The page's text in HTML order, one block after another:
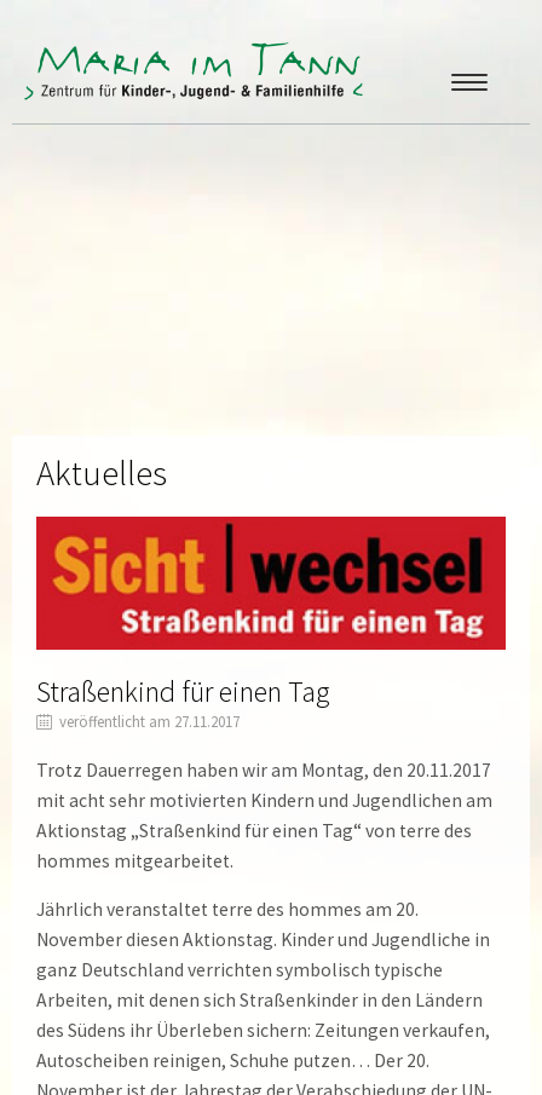
Aktuelles
Straßenkind für einen Tag
veröffentlicht am 27.11.2017
Trotz Dauerregen haben wir am Montag, den 20.11.2017
mit acht sehr motivierten Kindern und Jugendlichen am
Aktionstag „Straßenkind für einen Tag“ von terre des
hommes mitgearbeitet.
Jährlich veranstaltet terre des hommes am 20.
November diesen Aktionstag. Kinder und Jugendliche in
ganz Deutschland verrichten symbolisch typische
Arbeiten, mit denen sich Straßenkinder in den Ländern
des Südens ihr Überleben sichern: Zeitungen verkaufen,
Autoscheiben reinigen, Schuhe putzen… Der 20.